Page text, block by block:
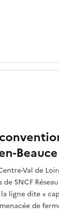
Beauce
Val de
de SNCF
ligne dite «
de